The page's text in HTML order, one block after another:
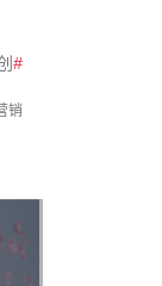
#
销